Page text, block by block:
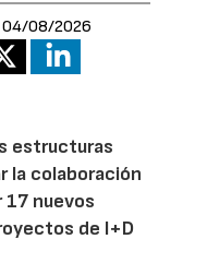
04/08/2026
estructuras
la colaboración
17 nuevos
de I+D